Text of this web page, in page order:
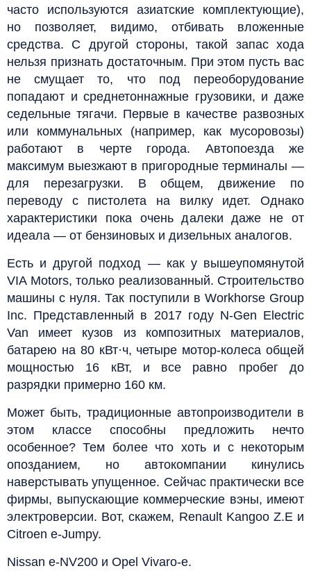
часто используются азиатские комплектующие),
но позволяет, видимо, отбивать вложенные
средства. С другой стороны, такой запас хода
нельзя признать достаточным. При этом пусть вас
не смущает то, что под переоборудование
попадают и среднетоннажные грузовики, и даже
седельные тягачи. Первые в качестве развозных
или коммунальных (например, как мусоровозы)
работают в черте города. Автопоезда же
максимум выезжают в пригородные терминалы —
для перезагрузки. В общем, движение по
переводу с пистолета на вилку идет. Однако
характеристики пока очень далеки даже не от
идеала — от бензиновых и дизельных аналогов.
Есть и другой подход — как у вышеупомянутой
VIA Motors, только реализованный. Строительство
машины с нуля. Так поступили в Workhorse Group
Inc. Представленный в 2017 году N-Gen Electric
Van имеет кузов из композитных материалов,
батарею на 80 кВт·ч, четыре мотор-колеса общей
мощностью 16 кВт, и все равно пробег до
разрядки примерно 160 км.
Может быть, традиционные автопроизводители в
этом классе способны предложить нечто
особенное? Тем более что хоть и с некоторым
опозданием, но автокомпании кинулись
наверстывать упущенное. Сейчас практически все
фирмы, выпускающие коммерческие вэны, имеют
электроверсии. Вот, скажем, Renault Kangoo Z.E и
Citroen e-Jumpy.
Nissan e-NV200 и Opel Vivaro-e.